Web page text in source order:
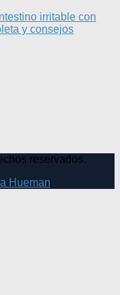
irritable con
y consejos
reservados.
Hueman